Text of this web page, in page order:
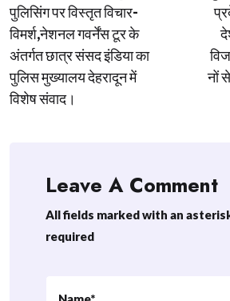
पुलिसिंग पर विस्तृत विचार-
विमर्श,नेशनल गवर्नेंस टूर के
अंतर्गत छात्र संसद इंडिया का
पुलिस मुख्यालय देहरादून में
विशेष संवाद।
नों
Leave A Comment
All fields marked with an
required